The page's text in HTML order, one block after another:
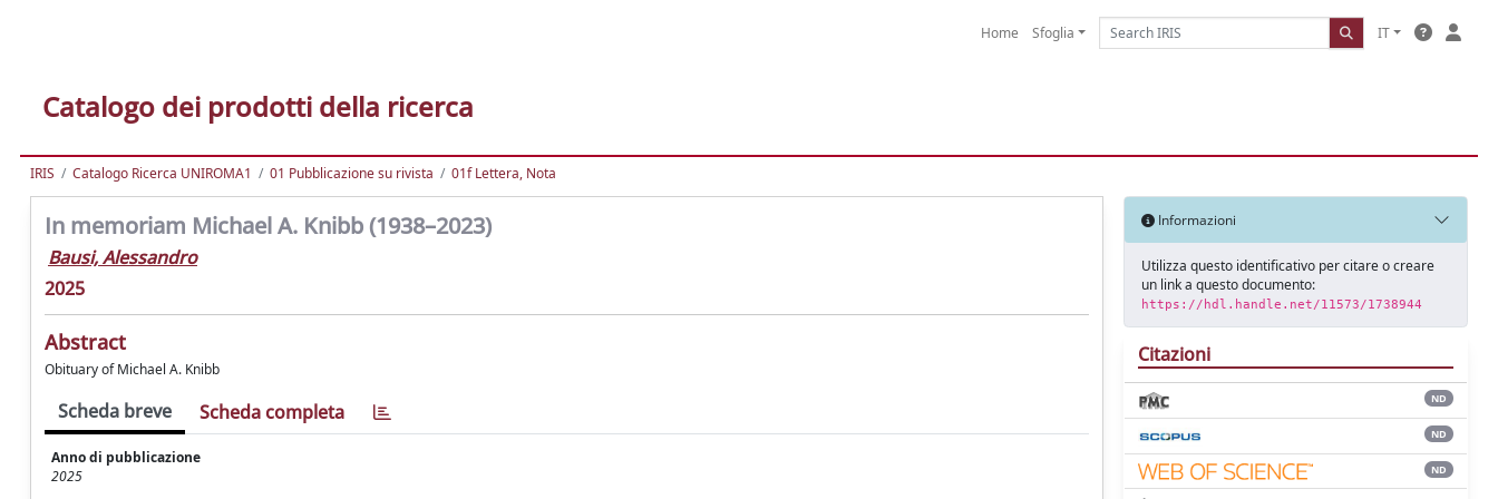
Home Sfoglia IT
Catalogo dei prodotti della ricerca
IRIS Catalogo Ricerca UNIROMA1 01 Pubblicazione su rivista 01f Lettera, Nota
In memoriam Michael A. Knibb (1938–2023)
Bausi, Alessandro
2025
Abstract
Obituary of Michael A. Knibb
Scheda breve Scheda completa
Anno di pubblicazione
2025
Informazioni
Utilizza questo identificativo per citare o creare
un link a questo documento:
https://hdl.handle.net/11573/1738944
Citazioni
ND
ND
ND